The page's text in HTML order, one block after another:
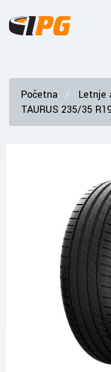
Početna Letnje
TAURUS 235/35